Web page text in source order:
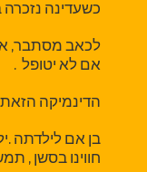
כשעדינה
לכאב מסתבר,
אם לא יטופל .
הדינמיקה הזאת
בן אם לילדתה
חווינו בסשן ,